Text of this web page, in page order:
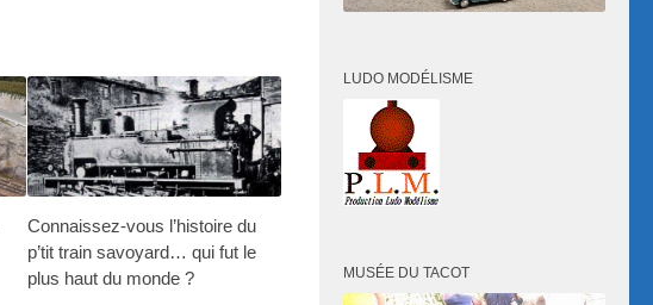
Connaissez-vous l’histoire du
p’tit train savoyard… qui fut le
plus haut du monde ?
LUDO MODÉLISME
MUSÉE DU TACOT